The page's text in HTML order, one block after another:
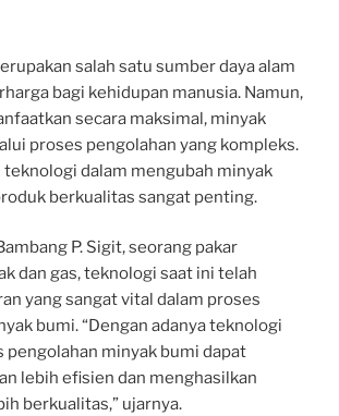
salah satu sumber daya alam
bagi kehidupan manusia. Namun,
secara maksimal, minyak
proses pengolahan yang kompleks.
teknologi dalam mengubah minyak
berkualitas sangat penting.
P. Sigit, seorang pakar
dan gas, teknologi saat ini telah
yang sangat vital dalam proses
bumi. “Dengan adanya teknologi
pengolahan minyak bumi dapat
lebih efisien dan menghasilkan
berkualitas,” ujarnya.